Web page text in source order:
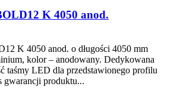
K 4050 anod.
K 4050 anod. o długości 4050 mm
kolor – anodowany. Dedykowana
taśmy LED dla przedstawionego profilu
gwarancji produktu...